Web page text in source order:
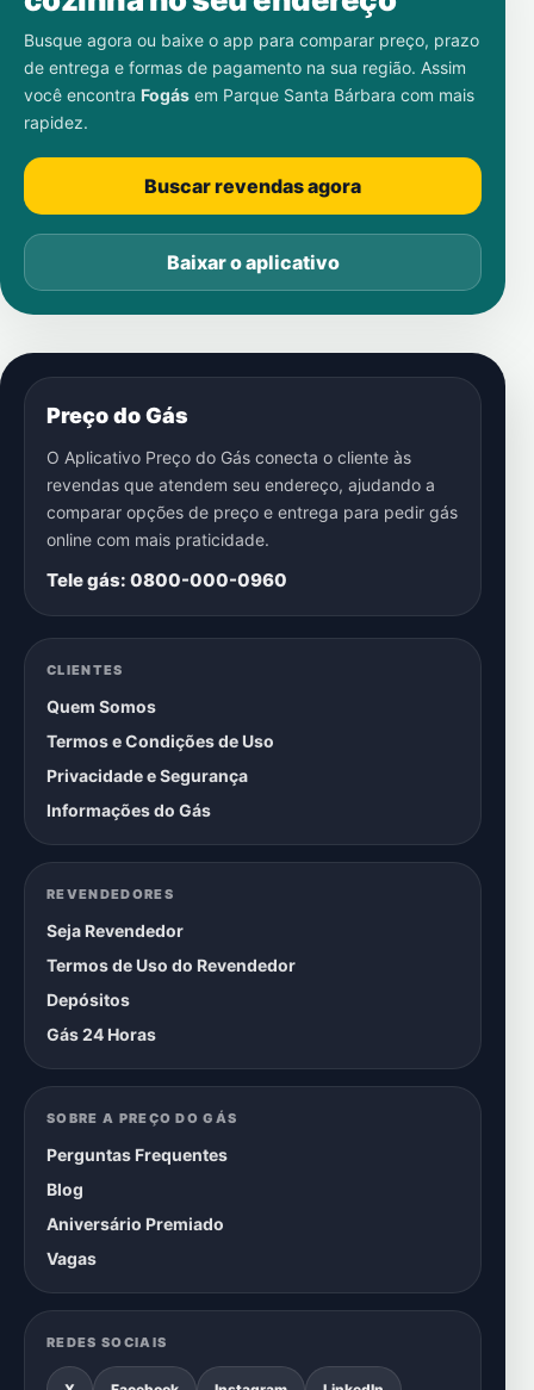
Busque agora ou baixe o app para comparar preço, prazo
de entrega e formas de pagamento na sua região. Assim
você encontra Fogás em Parque Santa Bárbara com mais
rapidez.
Buscar revendas agora
Baixar o aplicativo
Preço do Gás
O Aplicativo Preço do Gás conecta o cliente às
revendas que atendem seu endereço, ajudando a
comparar opções de preço e entrega para pedir gás
online com mais praticidade.
Tele gás: 0800-000-0960
CLIENTES
Quem Somos
Termos e Condições de Uso
Privacidade e Segurança
Informações do Gás
REVENDEDORES
Seja Revendedor
Termos de Uso do Revendedor
Depósitos
Gás 24 Horas
SOBRE A PREÇO DO GÁS
Perguntas Frequentes
Blog
Aniversário Premiado
Vagas
REDES SOCIAIS